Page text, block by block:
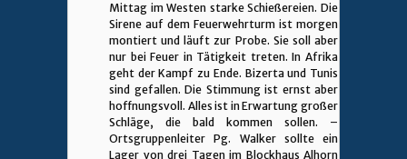
Mittag im Westen starke Schießereien. Die
Sirene auf dem Feuerwehrturm ist morgen
montiert und läuft zur Probe. Sie soll aber
nur bei Feuer in Tätigkeit treten. In Afrika
geht der Kampf zu Ende. Bizerta und Tunis
sind gefallen. Die Stimmung ist ernst aber
hoffnungsvoll. Alles ist in Erwartung großer
Schläge, die bald kommen sollen. –
Ortsgruppenleiter Pg. Walker sollte ein
Lager von drei Tagen im Blockhaus Alhorn